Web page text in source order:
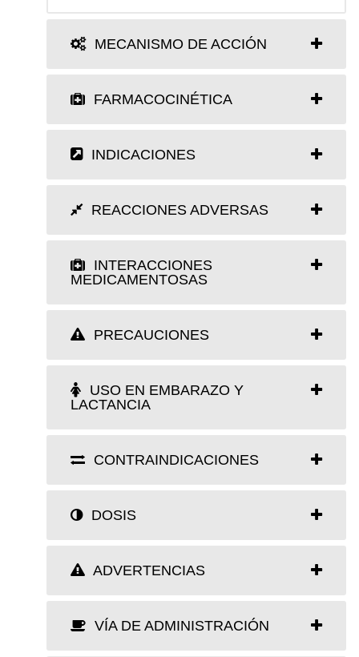
MECANISMO DE ACCIÓN
FARMACOCINÉTICA
INDICACIONES
REACCIONES ADVERSAS
INTERACCIONES
MEDICAMENTOSAS
PRECAUCIONES
USO EN EMBARAZO Y
LACTANCIA
CONTRAINDICACIONES
DOSIS
ADVERTENCIAS
VÍA DE ADMINISTRACIÓN